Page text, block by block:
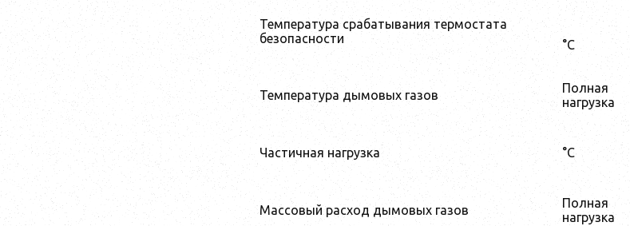
Температура срабатывания термостата
безопасности
°C
Температура дымовых газов
Полная
нагрузка
Частичная нагрузка °C
Массовый расход дымовых газов
Полная
нагрузка